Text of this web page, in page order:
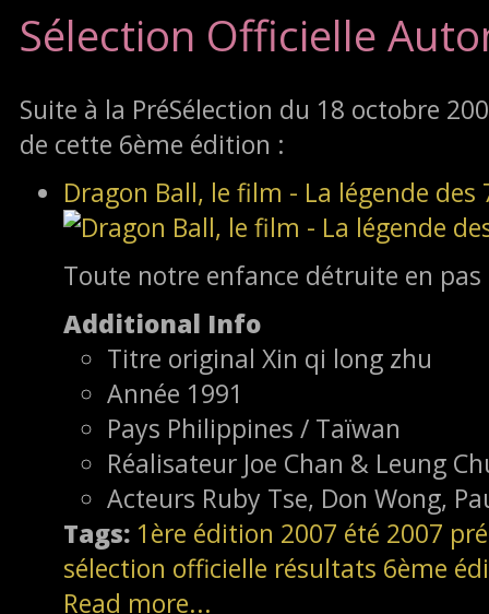
Sélection Officielle
Suite à la PréSélection du 18 octobre
de cette 6ème édition :
Dragon Ball, le film - La légende
Toute notre enfance détruite en
Additional Info
Titre original Xin qi long zhu
Année 1991
Pays Philippines / Taïwan
Réalisateur Joe Chan & Leung
Acteurs Ruby Tse, Don Wong,
Tags: 1ère édition 2007 été 2007
sélection officielle résultats 6ème
Read more...